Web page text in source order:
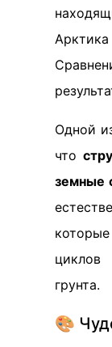
Одной
что
земные
циклов
грунта.
🎨